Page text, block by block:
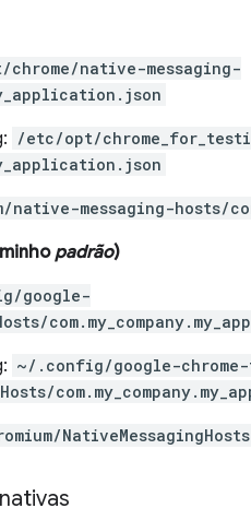
native-messaging-
/etc/opt/
native-messaging-hosts/
padrão)
google-
~/.config/google-